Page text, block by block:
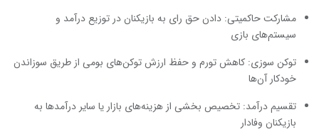
مشارکت حاکمیتی: دادن حق رای به بازیکنان در توزیع درآمد و
سیستم‌های بازی
توکن سوزی: کاهش تورم و حفظ ارزش توکن‌های بومی از طریق سوزاندن
خودکار آن‌ها
تقسیم درآمد: تخصیص بخشی از هزینه‌های بازار یا سایر درآمدها به
بازیکنان وفادار